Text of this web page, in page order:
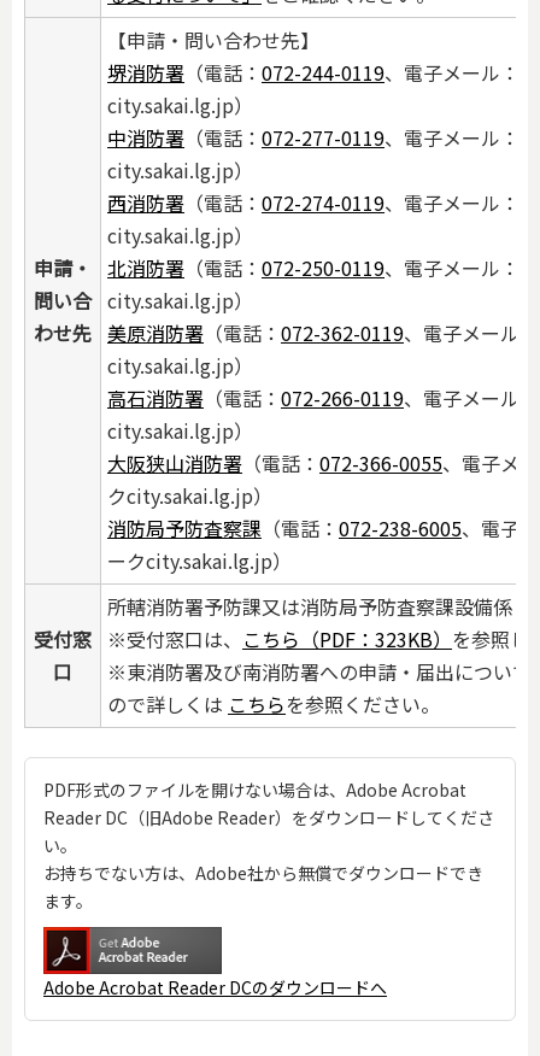
申請・
問い合
わせ先
【申請・問い合わせ先】
堺消防署 （電話： 072-244-0119、電子メール：
city.sakai.lg.jp）
中消防署 （電話： 072-277-0119、電子メール：
city.sakai.lg.jp）
西消防署 （電話： 072-274-0119、電子メール：
city.sakai.lg.jp）
北消防署 （電話： 072-250-0119、電子メール：
city.sakai.lg.jp）
美原消防署 （電話： 072-362-0119、電子メール
city.sakai.lg.jp）
高石消防署 （電話： 072-266-0119、電子メール
city.sakai.lg.jp）
大阪狭山消防署 （電話： 072-366-0055、電子メ
クcity.sakai.lg.jp）
消防局予防査察課 （電話： 072-238-6005、電子
ークcity.sakai.lg.jp）
受付窓
口
所轄消防署予防課又は消防局予防査察課設備係
※受付窓口は、 こちら（PDF：323KB） を参照し
※東消防署及び南消防署への申請・届出について
ので詳しくは こちらを参照ください。
PDF形式のファイルを開けない場合は、Adobe Acrobat
Reader DC（旧Adobe Reader）をダウンロードしてくださ
い。
お持ちでない方は、Adobe社から無償でダウンロードでき
ます。
Adobe Acrobat Reader DCのダウンロードへ